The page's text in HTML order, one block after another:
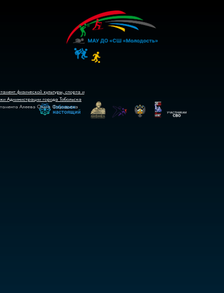
физической культуры, спорта и
Администрации города Тобольска
Алеева Ольга Фаридовна